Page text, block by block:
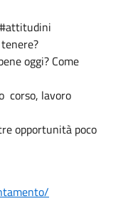
oggi? Come
corso, lavoro
opportunità poco